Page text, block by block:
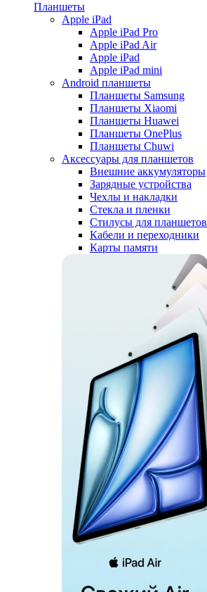
Планшеты
Apple iPad
Apple iPad Pro
Apple iPad Air
Apple iPad
Apple iPad mini
Android планшеты
Планшеты Samsung
Планшеты Xiaomi
Планшеты Huawei
Планшеты OnePlus
Планшеты Chuwi
Аксессуары для планшетов
Внешние аккумуляторы
Зарядные устройства
Чехлы и накладки
Стекла и пленки
Стилусы для планшетов
Кабели и переходники
Карты памяти